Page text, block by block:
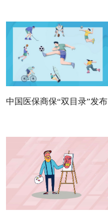
中国医保商保“双目录”发布